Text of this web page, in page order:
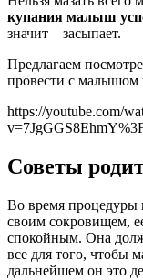
купания малыш
значит – засыпает.
Предлагаем
провести с малышом
https://youtube.com/
Советы
Во время процедуры
своим сокровищем,
спокойным. Она
все для того, чтобы
дальнейшем он это